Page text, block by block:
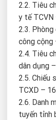
2.2. Tiêu
y tế TCVN
2.3.
công cộng
2.4. Tiêu
dân dụng
2.5. Chiếu
TCXD –
2.6. Danh
tuyến tỉnh